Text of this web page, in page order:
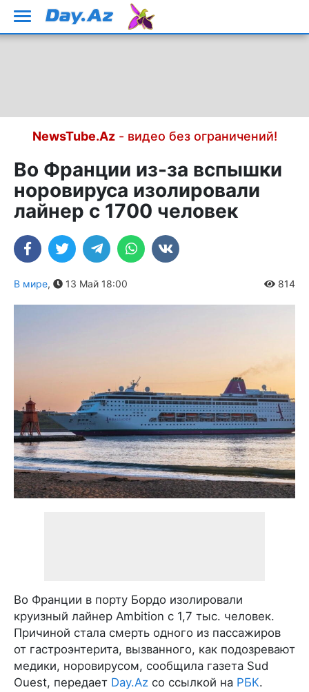
NewsTube.Az- видео без ограничений!
Во Франции из-за вспышки
норовируса изолировали
лайнер с 1700 человек
В мире, 13 Май 18:00 814
Во Франции в порту Бордо изолировали
круизный лайнер Ambition с 1,7 тыс. человек.
Причиной стала смерть одного из пассажиров
от гастроэнтерита, вызванного, как подозревают
медики, норовирусом, сообщила газета Sud
Ouest, передает Day.Az со ссылкой на РБК.